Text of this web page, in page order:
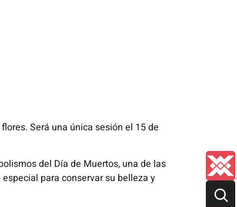
Será una única sesión el 15 de
del Día de Muertos, una de las
para conservar su belleza y